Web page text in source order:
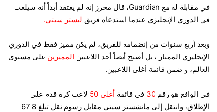
في مقابلة له مع Guardian، قال محرز إنه لم يعتقد أبداً أنه سيلعب
في الدوري الإنجليزي عندما استدعاه فريق ليستر سيتي.
وبعد أربع سنوات من إنضمامه للفريق، لم يكن مميز فقط في الدوري
الإنجليزي الممتاز ، بل أصبح أيضاً أحد اللاعبين المميزين على مستوى
العالم، و ضمن قائمة أغلى اللاعبين.
في الواقع هو رقم 30 في قائمة أغلى 50 لاعب كرة قدم على
الإطلاق، وانتقل إلى مانشستر سيتي مقابل رسوم نقل تبلغ 67.8